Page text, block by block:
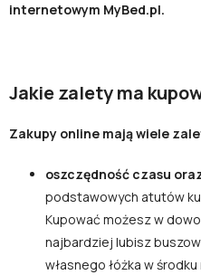
internetowym MyBed.pl.
Jakie zalety ma
Zakupy online mają wiele
oszczędność czasu
podstawowych atutów
Kupować możesz w
najbardziej lubisz
własnego łóżka w